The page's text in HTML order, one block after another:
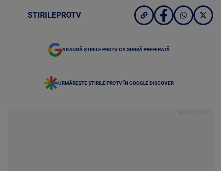
STIRILEPROTV
ADAUGĂ ȘTIRILE PROTV CA SURSĂ PREFERATĂ
URMĂREȘTE ȘTIRILE PROTV ÎN GOOGLE DISCOVER